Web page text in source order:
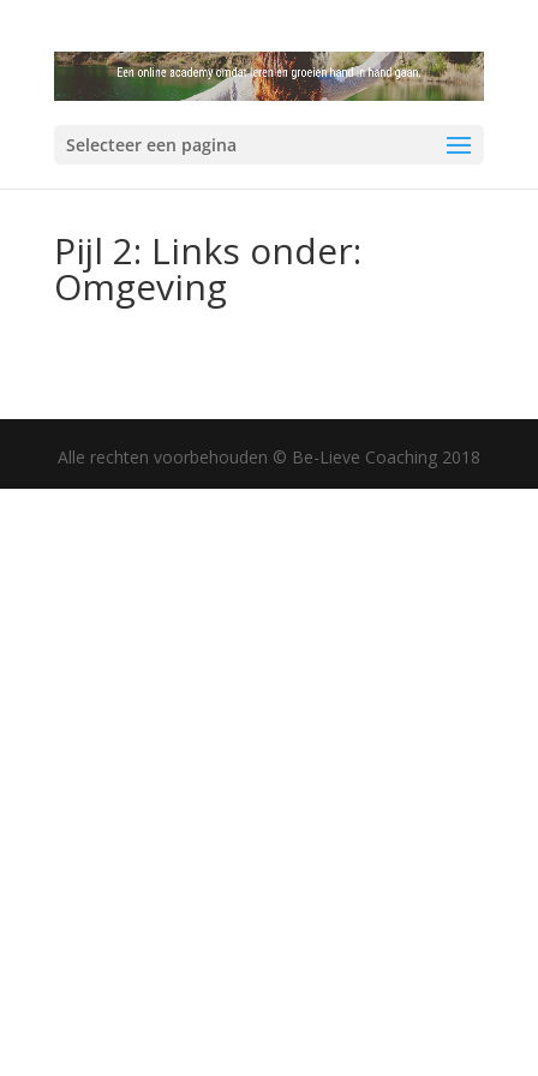
Selecteer een pagina
Pijl 2: Links onder:
Omgeving
Alle rechten voorbehouden © Be-Lieve Coaching 2018